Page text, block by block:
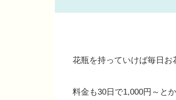
花瓶を持っていけば毎日お
料金も30日で1,000円～と